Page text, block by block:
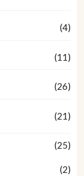
(4)
(11)
(26)
(21)
(25)
(2)